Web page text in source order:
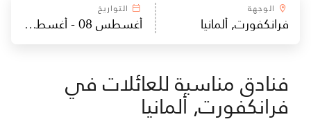
الوجهة التواريخ
فنادق مناسبة للعائلات في
فرانكفورت, ألمانيا